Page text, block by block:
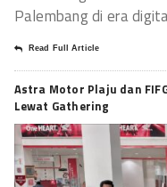
Palembang di era
Read Full Article
Astra Motor Plaju dan
Lewat Gathering